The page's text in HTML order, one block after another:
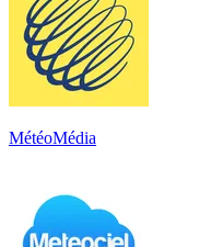
MétéoMédia